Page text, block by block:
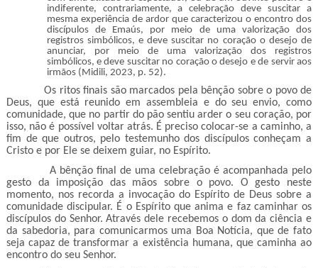
indiferente, contrariamente, a celebração deve suscitar a
mesma experiência de ardor que caracterizou o encontro dos
discípulos de Emaús, por meio de uma valorização dos
registros simbólicos, e deve suscitar no coração o desejo de
anunciar, por meio de uma valorização dos registros
simbólicos, e deve suscitar no coração o desejo e de servir aos
irmãos (Midili, 2023, p. 52).
Os ritos finais são marcados pela bênção sobre o povo de
Deus, que está reunido em assembleia e do seu envio, como
comunidade, que no partir do pão sentiu arder o seu coração, por
isso, não é possível voltar atrás. É preciso colocar-se a caminho, a
fim de que outros, pelo testemunho dos discípulos conheçam a
Cristo e por Ele se deixem guiar, no Espírito.
A bênção final de uma celebração é acompanhada pelo
gesto da imposição das mãos sobre o povo. O gesto neste
momento, nos recorda a invocação do Espírito de Deus sobre a
comunidade discipular. É o Espírito que anima e faz caminhar os
discípulos do Senhor. Através dele recebemos o dom da ciência e
da sabedoria, para comunicarmos uma Boa Notícia, que de fato
seja capaz de transformar a existência humana, que caminha ao
encontro do seu Senhor.